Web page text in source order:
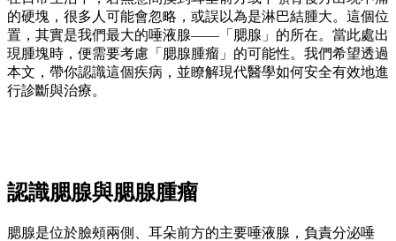
的硬塊，很多人可能會忽略，或誤以為是淋巴結腫大。這個位
置，其實是我們最大的唾液腺——「腮腺」的所在。當此處出
現腫塊時，便需要考慮「腮腺腫瘤」的可能性。我們希望透過
本文，帶你認識這個疾病，並瞭解現代醫學如何安全有效地進
行診斷與治療。
認識腮腺與腮腺腫瘤
腮腺是位於臉頰兩側、耳朵前方的主要唾液腺，負責分泌唾